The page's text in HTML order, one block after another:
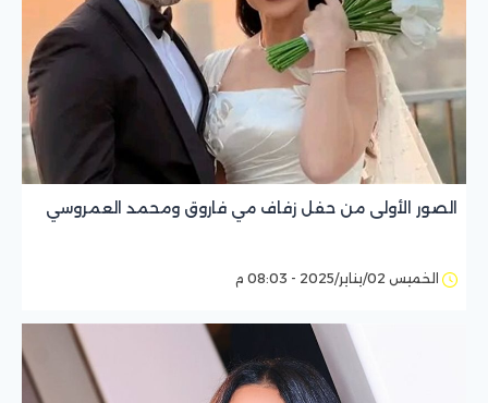
الصور الأولى من حفل زفاف مي فاروق ومحمد العمروسي
الخميس 02/يناير/2025 - 08:03 م